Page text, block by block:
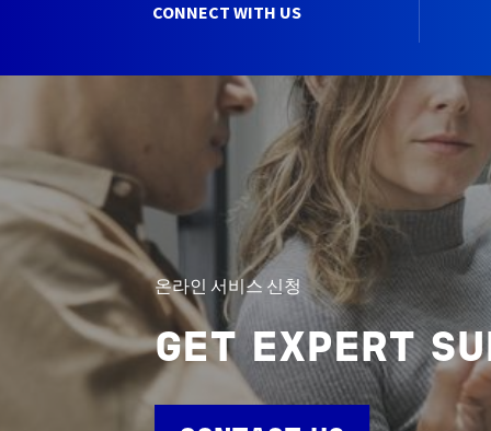
CONNECT WITH US
온라인 서비스 신청
GET EXPERT